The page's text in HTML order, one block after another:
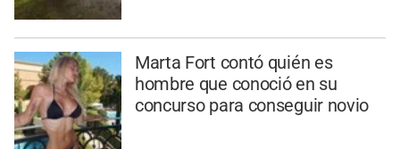
Marta Fort contó quién es
hombre que conoció en su
concurso para conseguir novio